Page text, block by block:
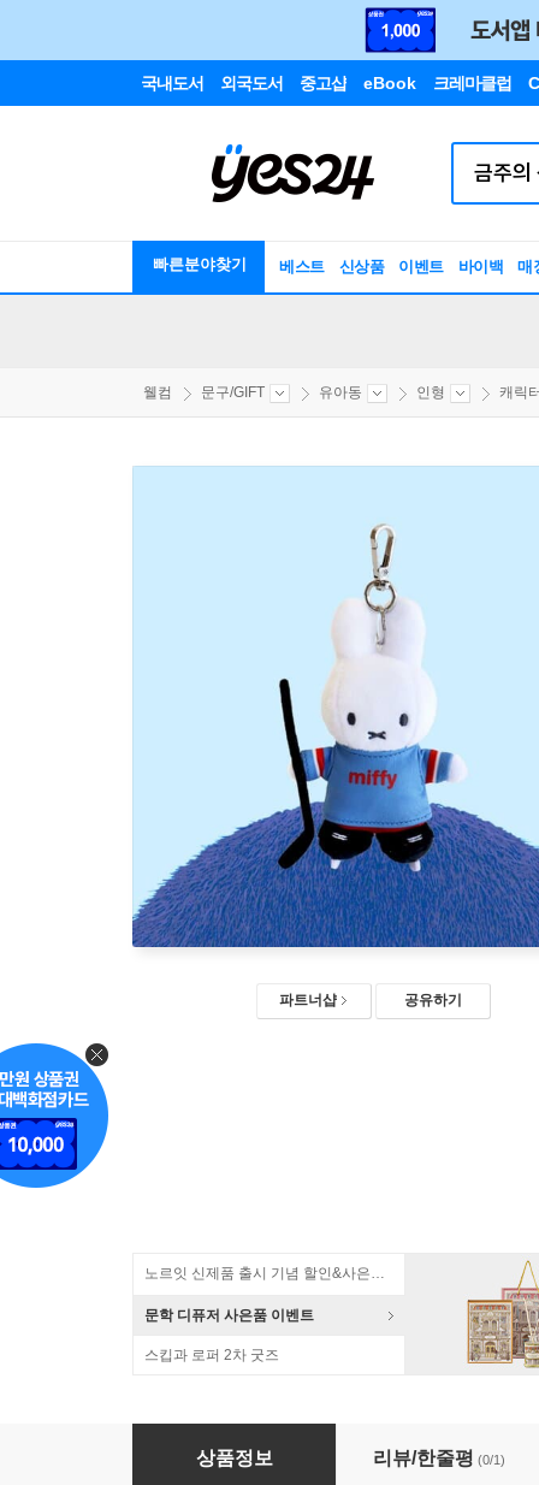
국내도서 외국도서 중고샵 eBook 크레마클럽
빠른분야찾기 베스트 신상품 이벤트 바이백 매
웰컴 문구/GIFT 유아동 인형 캐릭
파트너샵 공유하기
노르잇 신제품 출시 기념 할인&사은품 증정!
문학 디퓨저 사은품 이벤트
스킵과 로퍼 2차 굿즈
동계올림픽 미피 키링_하키(블루)
상품정보 리뷰/한줄평 (0/1)